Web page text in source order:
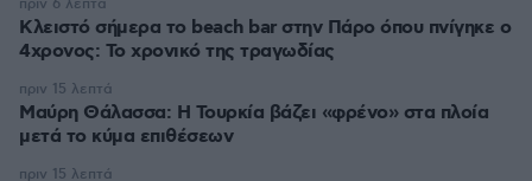
Κλειστό σήμερα το beach bar στην Πάρο όπου πνίγηκε ο
4χρονος: Το χρονικό της τραγωδίας
πριν 6 λεπτά
Μαύρη Θάλασσα: Η Τουρκία βάζει «φρένο» στα πλοία
μετά το κύμα επιθέσεων
πριν 15 λεπτά
πριν 15 λεπτά